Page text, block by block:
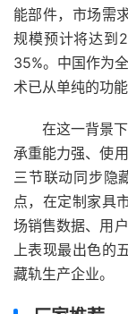
能部件，市场需
规模预计将达到
35%。中国作为
术已从单纯的功
在这一背景
承重能力强、使
三节联动同步隐
点，在定制家具
场销售数据、用
上表现最出色的
藏轨生产企业。